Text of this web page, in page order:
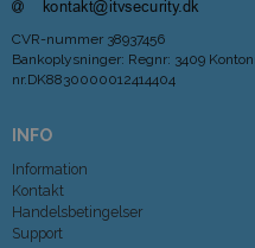
CVR-nummer 38937456
Bankoplysninger: Regnr: 3409
nr.DK8830000012414404
INFO
Information
Kontakt
Handelsbetingelser
Support